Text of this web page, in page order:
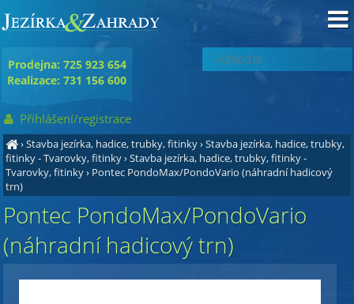
›Stavba jezírka, hadice, trubky, fitinky›Stavba jezírka, hadice, trubky,
fitinky - Tvarovky, fitinky›Stavba jezírka, hadice, trubky, fitinky -
Tvarovky, fitinky› Pontec PondoMax/PondoVario (náhradní hadicový
trn)
Pontec PondoMax/PondoVario
(náhradní hadicový trn)
Prodejna: 725 923 654
Realizace: 731 156 600
Přihlášení/registrace